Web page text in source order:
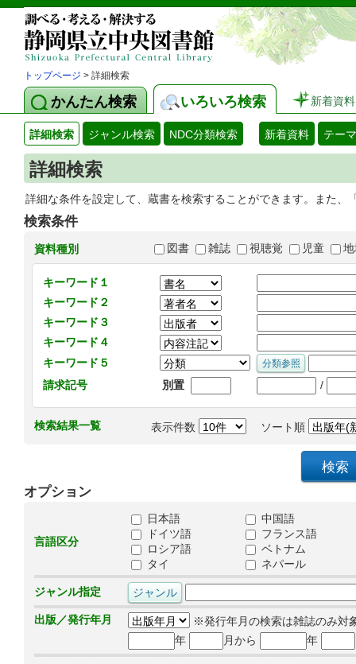
トップページ > 詳細検索
かんたん検索 いろいろ検索 新着資料
詳細検索 ジャンル検索 NDC分類検索 新着資料 テー
詳細検索
詳細な条件を設定して、蔵書を検索することができます。また
検索条件
資料種別 図書 雑誌 視聴覚 児童
キーワード１
キーワード２
キーワード３
キーワード４
キーワード５
請求記号
別置 /
検索結果一覧 表示件数 ソート順
オプション
言語区分
日本語
中国語
ドイツ語
フランス語
ロシア語
ベトナム
タイ
ネパール
ジャンル指定
出版／発行年月
※発行年月の検索は雑誌のみ対
年
月から 年